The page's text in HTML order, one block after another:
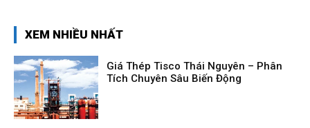
XEM NHIỀU NHẤT
Giá Thép Tisco Thái Nguyên – Phân
Tích Chuyên Sâu Biến Động